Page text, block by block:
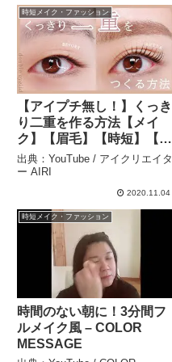
時短メイク・ファッション
【アイプチ無し！】くっき
り二重を作る方法【メイ
ク】【眉毛】【時短】【ア
イブロウ】【眉】 – アイク
リエイター AIRI
出典：YouTube / アイクリエイタ
ー AIRI
2020.11.04
時短メイク・ファッション
時間のない朝に！3分間フ
ルメイク風 – COLOR
MESSAGE